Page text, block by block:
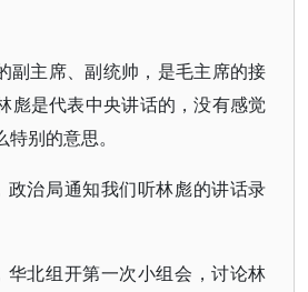
副主席、副统帅，是毛主席的接
彪是代表中央讲话的，没有感觉
别的意思。
政治局通知我们听林彪的讲话录
华北组开第一次小组会，讨论林